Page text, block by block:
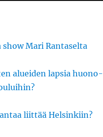
show Mari Rantaselta
alueiden lapsia huono-
liittää Helsinkiin?